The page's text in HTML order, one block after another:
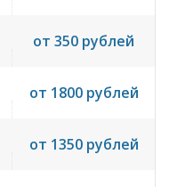
от 350 рублей
от 1800 рублей
от 1350 рублей